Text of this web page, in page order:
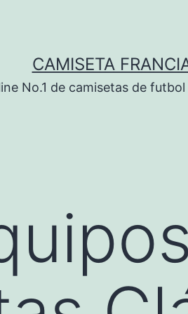
CAMISETA
No.1 de camisetas de